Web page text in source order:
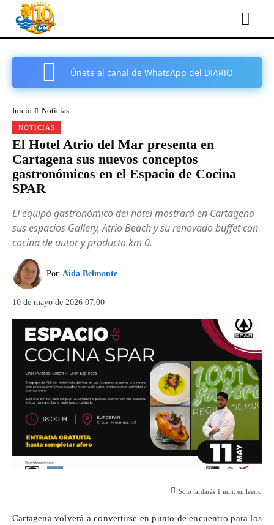
Únete al canal de WhatsApp del DIARIO
Inicio Noticias
NOTICIAS
El Hotel Atrio del Mar presenta en
Cartagena sus nuevos conceptos
gastronómicos en el Espacio de Cocina
SPAR
El equipo gastronómico del hotel mostrará en Cartagena
sus espacios Gallery, Atrio Beach y su renovado buffet con
cocina de autor y producto km 0.
Por Aida Belmonte
10 de mayo de 2026 07:00
Solo tardarás 1 min. en leerlo
Cartagena volverá a convertirse en punto de encuentro para los